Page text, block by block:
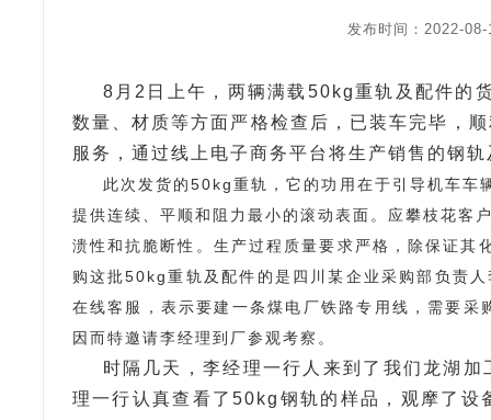
发布时间：2022-08-
8月2日上午，两辆满载50kg重轨及配件的
数量、材质等方面严格检查后，已装车完毕，
服务，通过线上电子商务平台将生产销售的钢
此次发货的50kg重轨，它的功用在于引导机车车
提供连续、平顺和阻力最小的滚动表面。应攀枝花客
溃性和抗脆断性。生产过程质量要求严格，除保证
购这批50kg重轨及配件的是四川某企业采购部负责
在线客服，表示要建一条煤电厂铁路专用线，需要
因而特邀请李经理到厂参观考察。
时隔几天，李经理一行人来到了我们龙湖
理一行认真查看了50kg钢轨的样品，观摩了